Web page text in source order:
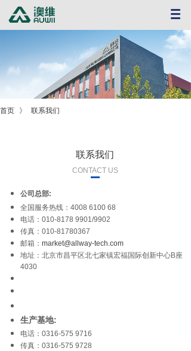
首页 》 联系我们
联系我们
CONTACT US
公司总部:
全国服务热线：4008 6100 68
电话：010-8178 9901/9902
传真：010-81780367
邮箱： market@allway-tech.com
地址：北京市昌平区北七家镇宏福国际创新中心B座
4030
生产基地:
电话：0316-575 9716
传真：0316-575 9728